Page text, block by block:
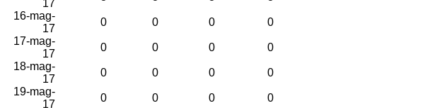
17
16-mag-
17
0 0 0
0
17-mag-
17
0 0 0
0
18-mag-
17
0 0 0
0
19-mag-
17
0 0 0
0